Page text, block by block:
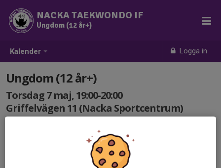
Kalender Logga in
NACKA TAEKWONDO IF
Ungdom (12 år+)
Ungdom (12 år+)
Torsdag 7 maj, 19:00-20:00
Griffelvägen 11 (Nacka Sportcentrum)
Träning Ungdom 12 år+.